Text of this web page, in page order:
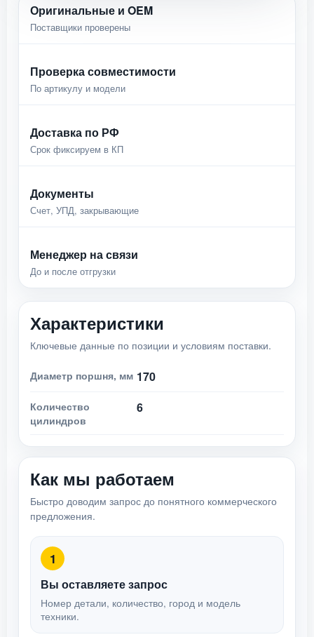
Оригинальные и OEM
Поставщики проверены
Проверка совместимости
По артикулу и модели
Доставка по РФ
Срок фиксируем в КП
Документы
Счет, УПД, закрывающие
Менеджер на связи
До и после отгрузки
Характеристики
Ключевые данные по позиции и условиям поставки.
Диаметр поршня, мм 170
Количество
цилиндров
6
Как мы работаем
Быстро доводим запрос до понятного коммерческого
предложения.
1
Вы оставляете запрос
Номер детали, количество, город и модель
техники.